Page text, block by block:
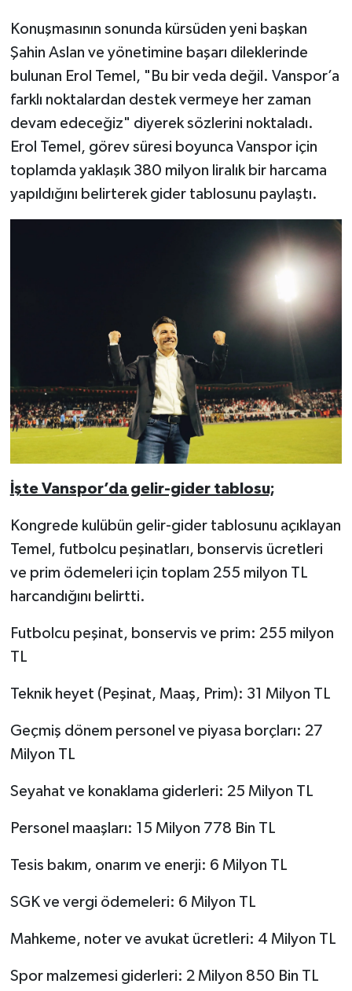
Konuşmasının sonunda kürsüden yeni başkan
Şahin Aslan ve yönetimine başarı dileklerinde
bulunan Erol Temel, "Bu bir veda değil. Vanspor’a
farklı noktalardan destek vermeye her zaman
devam edeceğiz" diyerek sözlerini noktaladı.
Erol Temel, görev süresi boyunca Vanspor için
toplamda yaklaşık 380 milyon liralık bir harcama
yapıldığını belirterek gider tablosunu paylaştı.
İşte Vanspor’da gelir-gider tablosu;
Kongrede kulübün gelir-gider tablosunu açıklayan
Temel, futbolcu peşinatları, bonservis ücretleri
ve prim ödemeleri için toplam 255 milyon TL
harcandığını belirtti.
Futbolcu peşinat, bonservis ve prim: 255 milyon
TL
Teknik heyet (Peşinat, Maaş, Prim): 31 Milyon TL
Geçmiş dönem personel ve piyasa borçları: 27
Milyon TL
Seyahat ve konaklama giderleri: 25 Milyon TL
Personel maaşları: 15 Milyon 778 Bin TL
Tesis bakım, onarım ve enerji: 6 Milyon TL
SGK ve vergi ödemeleri: 6 Milyon TL
Mahkeme, noter ve avukat ücretleri: 4 Milyon TL
Spor malzemesi giderleri: 2 Milyon 850 Bin TL